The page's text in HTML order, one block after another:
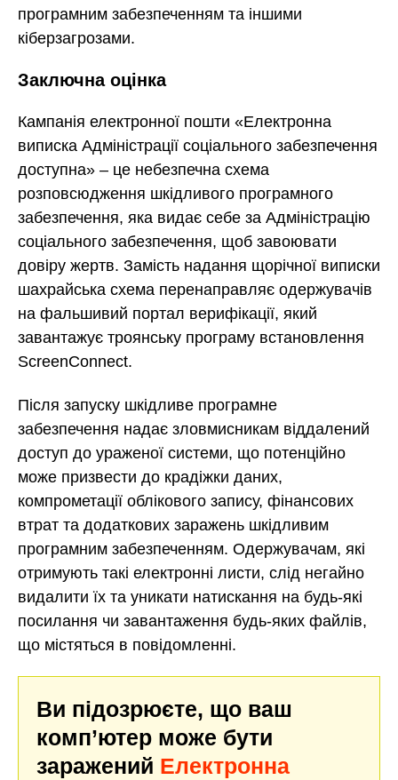
програмним забезпеченням та іншими
кіберзагрозами.
Заключна оцінка
Кампанія електронної пошти «Електронна
виписка Адміністрації соціального забезпечення
доступна» – це небезпечна схема
розповсюдження шкідливого програмного
забезпечення, яка видає себе за Адміністрацію
соціального забезпечення, щоб завоювати
довіру жертв. Замість надання щорічної виписки
шахрайська схема перенаправляє одержувачів
на фальшивий портал верифікації, який
завантажує троянську програму встановлення
ScreenConnect.
Після запуску шкідливе програмне
забезпечення надає зловмисникам віддалений
доступ до ураженої системи, що потенційно
може призвести до крадіжки даних,
компрометації облікового запису, фінансових
втрат та додаткових заражень шкідливим
програмним забезпеченням. Одержувачам, які
отримують такі електронні листи, слід негайно
видалити їх та уникати натискання на будь-які
посилання чи завантаження будь-яких файлів,
що містяться в повідомленні.
Ви підозрюєте, що ваш
комп’ютер може бути
заражений Електронна